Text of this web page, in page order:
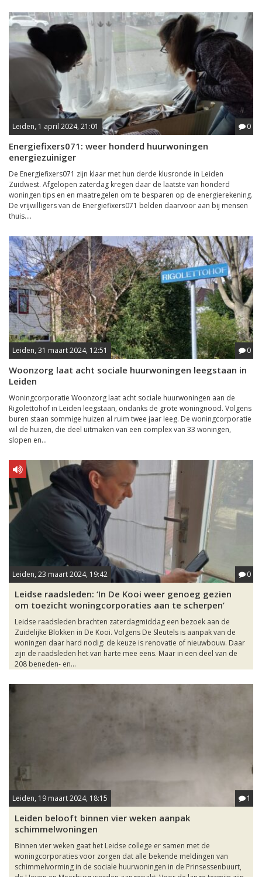
Leiden, 1 april 2024, 21:01 0
Energiefixers071: weer honderd huurwoningen
energiezuiniger
De Energiefixers071 zijn klaar met hun derde klusronde in Leiden
Zuidwest. Afgelopen zaterdag kregen daar de laatste van honderd
woningen tips en en maatregelen om te besparen op de energierekening.
De vrijwilligers van de Energiefixers071 belden daarvoor aan bij mensen
thuis....
Leiden, 31 maart 2024, 12:51 0
Woonzorg laat acht sociale huurwoningen leegstaan in
Leiden
Woningcorporatie Woonzorg laat acht sociale huurwoningen aan de
Rigolettohof in Leiden leegstaan, ondanks de grote woningnood. Volgens
buren staan sommige huizen al ruim twee jaar leeg. De woningcorporatie
wil de huizen, die deel uitmaken van een complex van 33 woningen,
slopen en...
Leiden, 23 maart 2024, 19:42 0
Leidse raadsleden: ‘In De Kooi weer genoeg gezien
om toezicht woningcorporaties aan te scherpen’
Leidse raadsleden brachten zaterdagmiddag een bezoek aan de
Zuidelijke Blokken in De Kooi. Volgens De Sleutels is aanpak van de
woningen daar hard nodig: de keuze is renovatie of nieuwbouw. Daar
zijn de raadsleden het van harte mee eens. Maar in een deel van de
208 beneden- en...
Leiden, 19 maart 2024, 18:15 1
Leiden belooft binnen vier weken aanpak
schimmelwoningen
Binnen vier weken gaat het Leidse college er samen met de
woningcorporaties voor zorgen dat alle bekende meldingen van
schimmelvorming in de sociale huurwoningen in de Prinsessenbuurt,